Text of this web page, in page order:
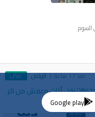
السوم
منذ 17 ساعة الرياض عرض
دينا نقل عفش بالرياض 0َ571038099 نقل أثاث وعفش من الر
Google play